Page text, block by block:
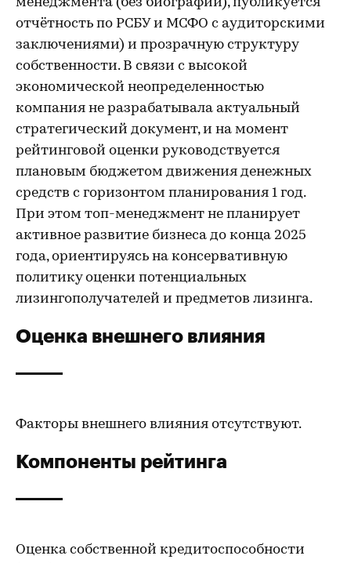
отчётность по РСБУ и МСФО с аудиторскими
заключениями) и прозрачную структуру
собственности. В связи с высокой
экономической неопределенностью
компания не разрабатывала актуальный
стратегический документ, и на момент
рейтинговой оценки руководствуется
плановым бюджетом движения денежных
средств с горизонтом планирования 1 год.
При этом топ-менеджмент не планирует
активное развитие бизнеса до конца 2025
года, ориентируясь на консервативную
политику оценки потенциальных
лизингополучателей и предметов лизинга.
Оценка внешнего влияния
Факторы внешнего влияния отсутствуют.
Компоненты рейтинга
Оценка собственной кредитоспособности